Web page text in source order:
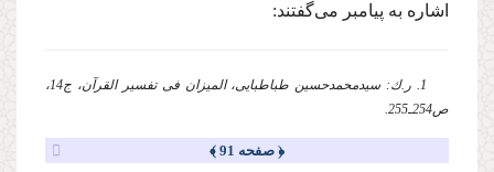
اشاره به پیامبر می‌گفتند:
1. ر.ك: سیدمحمدحسین طباطبایی، المیزان فی تفسیر القرآن، ج14،
ص254ـ255.
﴿ صفحه 91 ﴾